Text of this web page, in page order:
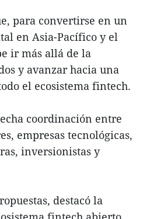
para convertirse en un
en Asia-Pacífico y el
ir más allá de la
y avanzar hacia una
el ecosistema fintech.
coordinación entre
empresas tecnológicas,
inversionistas y
destacó la